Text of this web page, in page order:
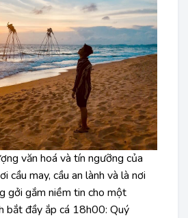
văn hoá và tín ngưỡng của
cầu may, cầu an lành và là nơi
gởi gắm niềm tin cho một
bắt đầy ắp cá 18h00: Quý